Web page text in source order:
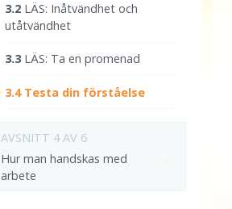
3.‎2 LÄS: Inåtvändhet och
utåtvändhet
3.‎3 LÄS: Ta en promenad
3.‎4 Testa din förståelse
AVSNITT 4 AV 6
Hur man handskas med
arbete